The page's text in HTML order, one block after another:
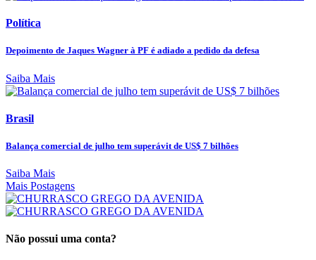
Política
Depoimento de Jaques Wagner à PF é adiado a pedido da defesa
Saiba Mais
Brasil
Balança comercial de julho tem superávit de US$ 7 bilhões
Saiba Mais
Mais Postagens
Não possui uma conta?